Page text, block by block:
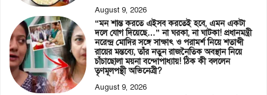
August 9, 2026
“মন শান্ত করতে এইসব করতেই হবে, এমন একটা
দলে যোগ দিয়েছে…” না ঘরকা, না ঘাটকা! প্রধানমন্ত্রী
নরেন্দ্র মোদির সঙ্গে সাক্ষাৎ ও পরামর্শ নিয়ে শতাব্দী
রায়ের মন্তব্যে, তাঁর নতুন রাজনৈতিক অবস্থান নিয়ে
চাঁচাছোলা ময়না বন্দোপাধ্যায়! ঠিক কী বললেন
তৃণমূলপন্থী অভিনেত্রী?
August 9, 2026